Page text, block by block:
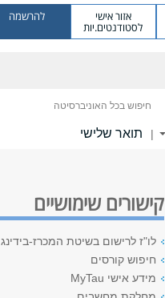
אזור אישי
לסטודנטים.יות
להרשמה
חיפוש בכל האוניברסיטה
| תואר שלישי
קישורים שימושיים
לו"ז לרישום בשיטת המכרז-בידינג
חיפוש קורסים
מידע אישי MyTau